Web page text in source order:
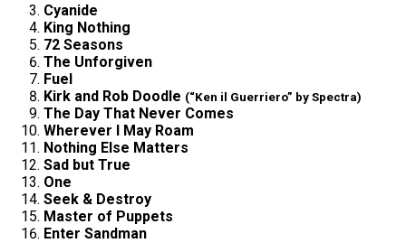
Cyanide
King Nothing
72 Seasons
The Unforgiven
Fuel
Kirk and Rob Doodle (“Ken il Guerriero” by Spectra)
The Day That Never Comes
Wherever I May Roam
Nothing Else Matters
Sad but True
One
Seek & Destroy
Master of Puppets
Enter Sandman